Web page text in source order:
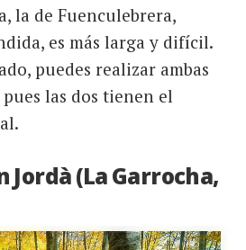
la de Fuenculebrera,
es más larga y difícil.
puedes realizar ambas
las dos tienen el
Jordà (La Garrocha,